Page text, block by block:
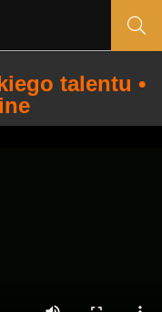
talentu •